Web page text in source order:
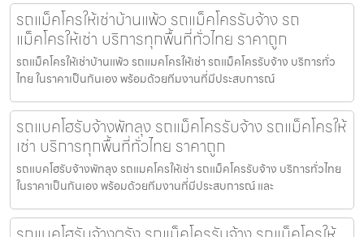
รถแม็คโครให้เช่าบ้านแพ้ว รถแม็คโครรับจ้าง รถ
แม็คโครให้เช่า บริการทุกพื้นที่ทั่วไทย ราคาถูก
รถแม็คโครให้เช่าบ้านแพ้ว รถแมคโครให้เช่า รถแม็คโครรับจ้าง บริการทั่ว
ไทย ในราคาเป็นกันเอง พร้อมด้วยทีมงานที่มีประสบการณ์
รถแบคโฮรับจ้างพัทลุง รถแม็คโครรับจ้าง รถแม็คโครให้
เช่า บริการทุกพื้นที่ทั่วไทย ราคาถูก
รถแบคโฮรับจ้างพัทลุง รถแมคโครให้เช่า รถแม็คโครรับจ้าง บริการทั่วไทย
ในราคาเป็นกันเอง พร้อมด้วยทีมงานที่มีประสบการณ์ และ